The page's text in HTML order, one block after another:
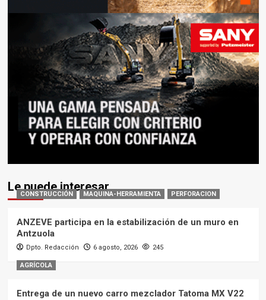
Le puede interesar
CONSTRUCCIÓN MAQUINA-HERRAMIENTA PERFORACION
ANZEVE participa en la estabilización de un muro en
Antzuola
Dpto. Redacción 6 agosto, 2026 245
AGRÍCOLA
Entrega de un nuevo carro mezclador Tatoma MX V22